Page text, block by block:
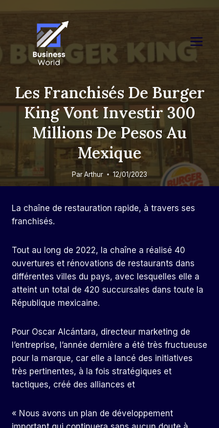
Les Franchisés De Burger
King Vont Investir 300
Millions De Pesos Au
Mexique
ParArthur 12/01/2023
La chaîne de restauration rapide, à travers ses
franchisés.
Tout au long de 2022, la chaîne a réalisé 40
ouvertures et rénovations de restaurants dans
différentes villes du pays, avec lesquelles elle a
atteint un total de 420 succursales dans toute la
République mexicaine.
Pour Oscar Alcántara, directeur marketing de
l’entreprise, l’année dernière a été très fructueuse
pour la marque, car elle a lancé des initiatives
très pertinentes, à la fois stratégiques et
tactiques, créé des alliances et
« Nous avons un plan de développement